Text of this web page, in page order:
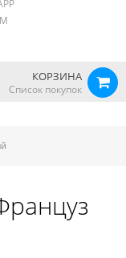
КОРЗИНА
Список покупок